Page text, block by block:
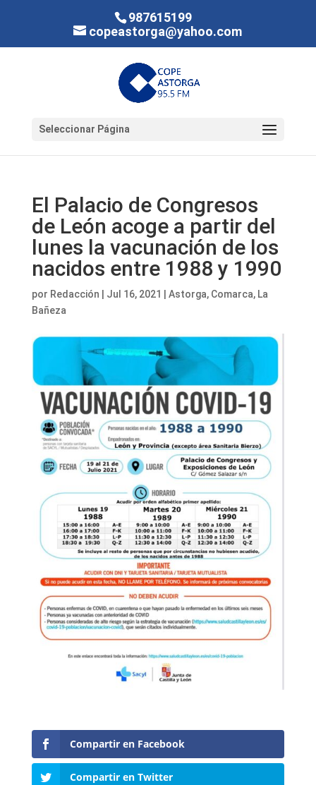
987615199
copeastorga@yahoo.com
Seleccionar Página
El Palacio de Congresos
de León acoge a partir del
lunes la vacunación de los
nacidos entre 1988 y 1990
por Redacción Jul 16, 2021 Astorga, Comarca, La
Bañeza
Compartir en Facebook
Compartir en Twitter